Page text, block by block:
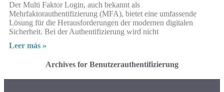
Der Multi Faktor Login, auch bekannt als
Mehrfaktorauthentifizierung (MFA), bietet eine umfassende
Lösung für die Herausforderungen der modernen digitalen
Sicherheit. Bei der Authentifizierung wird nicht
Leer más »
Archives for Benutzerauthentifizierung